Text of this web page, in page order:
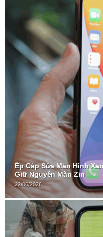
Ép Cáp Sửa Màn Hình
Giữ Nguyên Màn Zin
22/06/2026